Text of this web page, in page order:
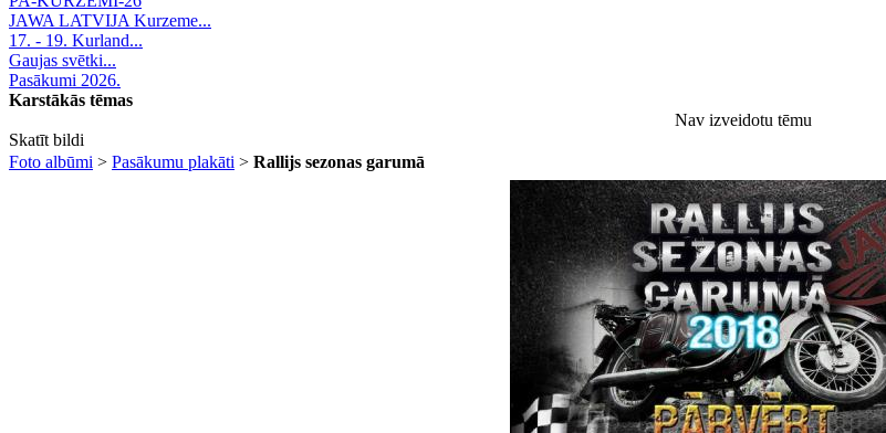
JAWA LATVIJA Kurzeme...
17. - 19. Kurland...
Gaujas svētki...
Pasākumi 2026.
Karstākās tēmas
Nav izveidotu tēmu
Skatīt bildi
Foto albūmi > Pasākumu plakāti > Rallijs sezonas garumā